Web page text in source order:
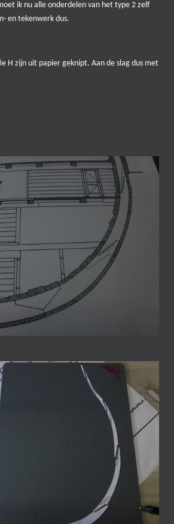
ik nu alle onderdelen van het type 2 zelf
en tekenwerk dus.
H zijn uit papier geknipt. Aan de slag dus met